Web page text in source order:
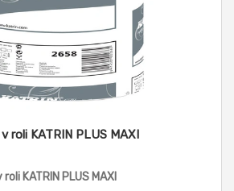
roli KATRIN PLUS MAXI
KATRIN PLUS MAXI